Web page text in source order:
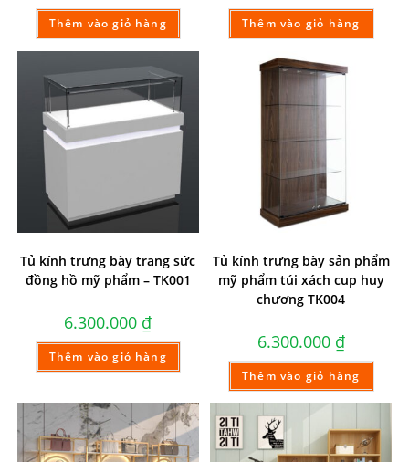
Thêm vào giỏ hàng Thêm vào giỏ hàng
Tủ kính trưng bày trang sức
đồng hồ mỹ phẩm – TK001
6.300.000 ₫
Thêm vào giỏ hàng
Tủ kính trưng bày sản phẩm
mỹ phẩm túi xách cup huy
chương TK004
6.300.000 ₫
Thêm vào giỏ hàng